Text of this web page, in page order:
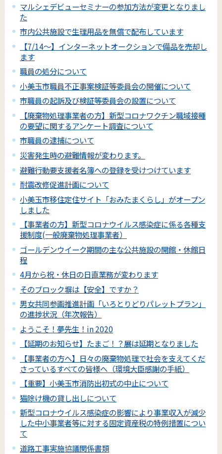
マルシェデビューセミナーの参加方法が変更となりまし
た
市内公共施設で生理用品を無償で配布しています
【7/14～】インターネットオークションで備品を売却し
ます
職員の処分について
小美玉市職員不正事案検証等委員会の開催について
市職員の起訴及び検証等委員会の設置について
【廃棄物処理事業者の方】新型コロナワクチン職域接種
の要望に関するアンケート調査について
市職員の逮捕について
災害発生時の避難情報が変わります。
避難行動要支援者名簿への登録を受けつけています
耐震改修促進計画について
小美玉市移住定住サイト「おみたまくらし」がオープン
しました
【事業者の方】新型コロナウイルス感染症に係る各種支
援制度(一般廃棄物処理事業者）
ゴールデンウイーク期間の主な公共施設の開館・休館日
程
4月から祝・休日の日直業務が変わります
そのブロック塀は【安全】ですか？
男女共同参画推進計画「いろとりどりパレットプラン」
の進捗状況（年次報告）
ようこそ！夢先生！in 2020
【延期のお知らせ】たまご！？展は延期となりました
【事業者の方へ】日々の廃棄物処理で社会を支えてくだ
さっているすべての皆様へ（環境大臣感謝の手紙）
【重要】小美玉市消防出初式の中止について
猫除け機の貸し出しについて
新型コロナウイルス感染症の影響により事業収入が減少
した中小事業者等に対する固定資産税の特例措置につい
て
道路工事実施協議関係書類